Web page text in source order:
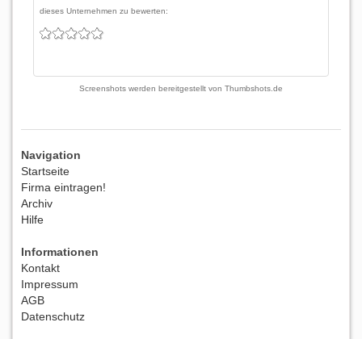
dieses Unternehmen zu bewerten:
Screenshots werden bereitgestellt von Thumbshots.de
Navigation
Startseite
Firma eintragen!
Archiv
Hilfe
Informationen
Kontakt
Impressum
AGB
Datenschutz